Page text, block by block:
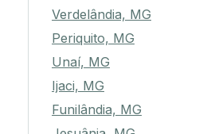
Verdelândia, MG
Periquito, MG
Unaí, MG
Ijaci, MG
Funilândia, MG